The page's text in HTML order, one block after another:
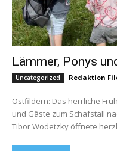
Lämmer, Ponys
Uncategorized Redaktion
Ostfildern: Das herrliche
und Gäste zum Schafstall
Tibor Wodetzky öffnete